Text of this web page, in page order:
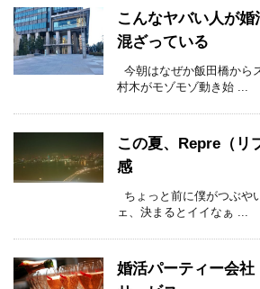
こんなヤバい人が
混ざっている
今朝はなぜか飯田橋から
村木がモゾモゾ動き始 ...
この夏、Repre（リ
感
ちょっと前に僕がつぶや
ェ、決まるとイイなぁ ...
婚活パーティー会社